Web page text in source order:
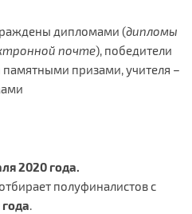
дипломами (дипломы
почте), победители
призами, учителя –
2020 года.
полуфиналистов с
.